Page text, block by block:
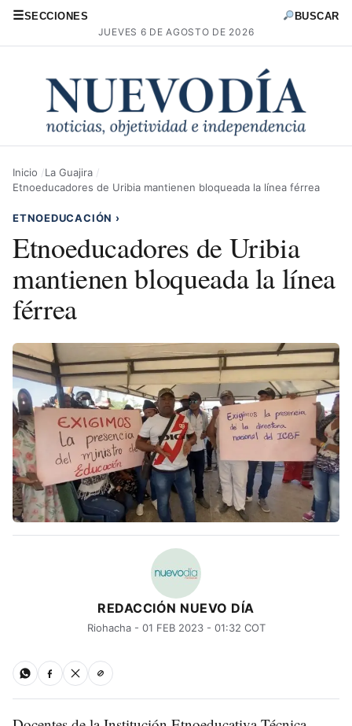
☰SECCIONES
JUEVES 6 DE AGOSTO DE 2026
BUSCAR
Inicio
La Guajira
Etnoeducadores de Uribia mantienen bloqueada la línea férrea
ETNOEDUCACIÓN ›
Etnoeducadores de Uribia
mantienen bloqueada la línea
férrea
REDACCIÓN NUEVO DÍA
Riohacha - 01 FEB 2023 - 01:32 COT